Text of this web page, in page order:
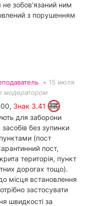
не зобов'язаний ним
з порушенням
• 15 июля
модератором
Знак 3.41
для заборони
без зупинки
(пост
пост,
територія, пункт
дорогах тощо).
місця встановлення
застосувати
швидкості за